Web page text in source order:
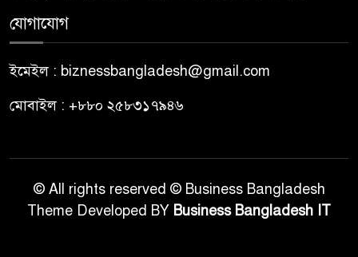
যোগাযোগ
ইমেইল : biznessbangladesh@gmail.com
মোবাইল : +৮৮০ ২৫৮৩১৭৯৪৬
© All rights reserved © Business Bangladesh
Theme Developed BY Business Bangladesh IT